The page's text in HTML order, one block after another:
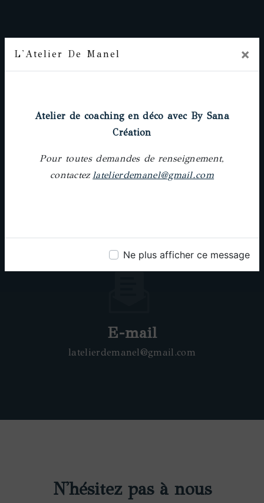
L'Atelier De Manel ×
Atelier de coaching en déco avec By Sana
Création
Pour toutes demandes de renseignement,
contactezlatelierdemanel@gmail.com
Ne plus afficher ce message
18 rue Pierre-Paul Riquet, 31000 Toulouse
05 61 62 64 25
E-mail
latelierdemanel@gmail.com
N'hésitez pas à nous